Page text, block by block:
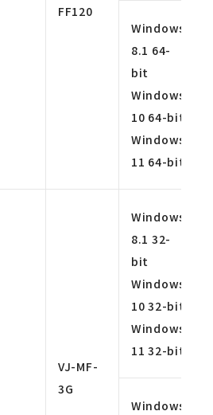
FF120
Windows
8.1 64-
bit
Windows
10 64-bit
Windows
11 64-bit
VJ-MF-
3G
Windows
8.1 32-
bit
Windows
10 32-bit
Windows
11 32-bit
Windows